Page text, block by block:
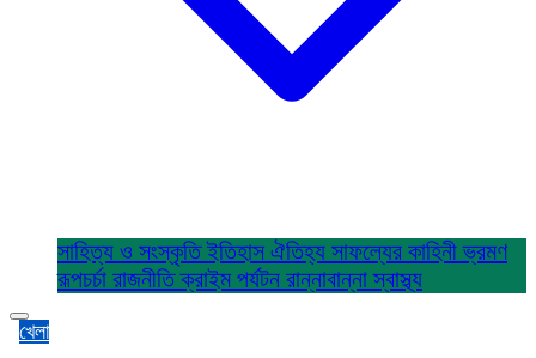
সাহিত্য ও সংস্কৃতিইতিহাস ঐতিহ্য সাফল্যের কাহিনীভ্রমণ
রূপচর্চা রাজনীতিক্রাইম পর্যটন রান্নাবান্নাস্বাস্থ্য
খেলা